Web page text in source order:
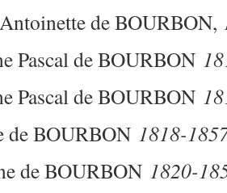
de BOURBON,
Pascal de BOURBON
Pascal de BOURBON
de BOURBON 1818-
de BOURBON 1820-